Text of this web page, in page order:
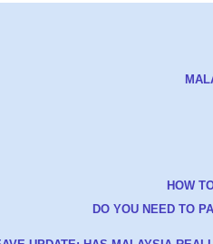
HOW
DO YOU NEED TO